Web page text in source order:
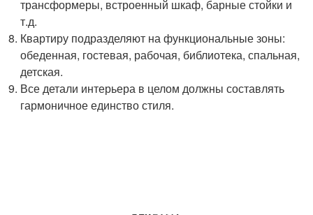
трансформеры, встроенный шкаф, барные стойки и
т.д.
Квартиру подразделяют на функциональные зоны:
обеденная, гостевая, рабочая, библиотека, спальная,
детская.
Все детали интерьера в целом должны составлять
гармоничное единство стиля.